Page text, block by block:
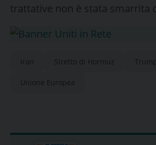
trattative non è stata smarrita
Iran Stretto di Hormuz Trump
Unione Europea